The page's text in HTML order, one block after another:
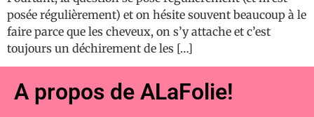
posée régulièrement) et on hésite souvent beaucoup à le
faire parce que les cheveux, on s’y attache et c’est
toujours un déchirement de les […]
A propos de ALaFolie!